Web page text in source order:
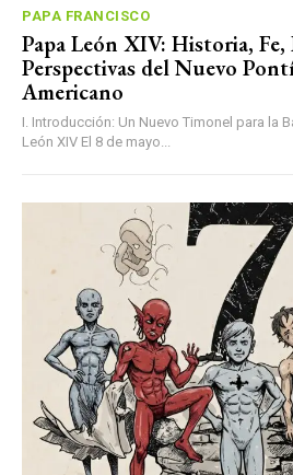
PAPA FRANCISCO
Papa León XIV: Historia, Fe,
Perspectivas del Nuevo
Americano
I. Introducción: Un Nuevo Timonel para la
León XIV El 8 de mayo...